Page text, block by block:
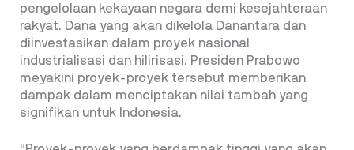
pengelolaan kekayaan negara demi kesejahteraan
rakyat. Dana yang akan dikelola Danantara dan
diinvestasikan dalam proyek nasional
industrialisasi dan hilirisasi. Presiden Prabowo
meyakini proyek-proyek tersebut memberikan
dampak dalam menciptakan nilai tambah yang
signifikan untuk Indonesia.